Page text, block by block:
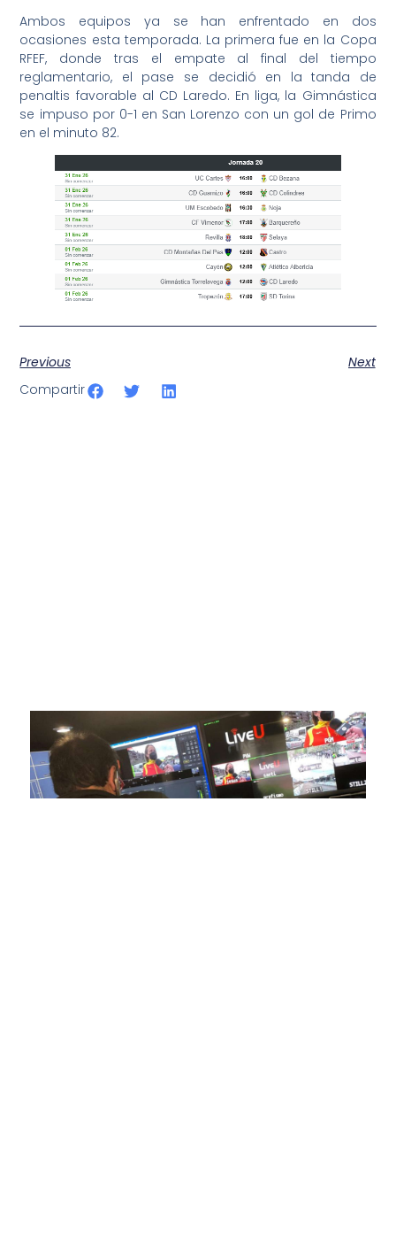
Ambos equipos ya se han enfrentado en dos
ocasiones esta temporada. La primera fue en la Copa
RFEF, donde tras el empate al final del tiempo
reglamentario, el pase se decidió en la tanda de
penaltis favorable al CD Laredo. En liga, la Gimnástica
se impuso por 0-1 en San Lorenzo con un gol de Primo
en el minuto 82.
Previous
Next
Compartir